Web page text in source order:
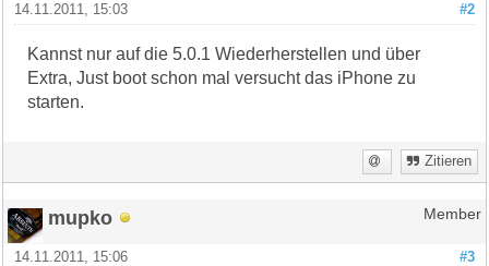
#2
14.11.2011, 15:03
Kannst nur auf die 5.0.1 Wiederherstellen und über
Extra, Just boot schon mal versucht das iPhone zu
starten.
Zitieren
mupko Member
#3
14.11.2011, 15:06